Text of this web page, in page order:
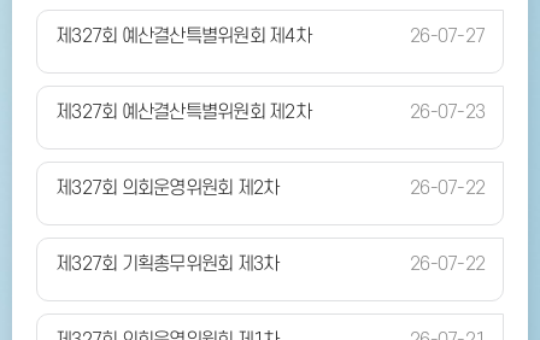
제327회 예산결산특별위원회 제4차 26-07-27
제327회 예산결산특별위원회 제2차 26-07-23
제327회 의회운영위원회 제2차 26-07-22
제327회 기획총무위원회 제3차 26-07-22